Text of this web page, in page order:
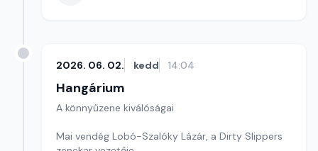
2026. 06. 02. kedd 14:04
Hangárium
A könnyűzene kiválóságai
Mai vendég Lobó-Szalóky Lázár, a Dirty Slippers